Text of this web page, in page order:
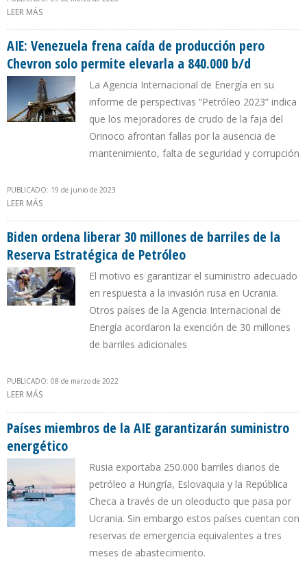
LEER MÁS
AIE: Venezuela frena caída de producción pero
Chevron solo permite elevarla a 840.000 b/d
La Agencia Internacional de Energía en su
informe de perspectivas “Petróleo 2023” indica
que los mejoradores de crudo de la faja del
Orinoco afrontan fallas por la ausencia de
mantenimiento, falta de seguridad y corrupción
PUBLICADO: 19 de junio de 2023
LEER MÁS
Biden ordena liberar 30 millones de barriles de la
Reserva Estratégica de Petróleo
El motivo es garantizar el suministro adecuado
en respuesta a la invasión rusa en Ucrania.
Otros países de la Agencia Internacional de
Energía acordaron la exención de 30 millones
de barriles adicionales
PUBLICADO: 08 de marzo de 2022
LEER MÁS
Países miembros de la AIE garantizarán suministro
energético
Rusia exportaba 250.000 barriles diarios de
petróleo a Hungría, Eslovaquia y la República
Checa a través de un oleoducto que pasa por
Ucrania. Sin embargo estos países cuentan con
reservas de emergencia equivalentes a tres
meses de abastecimiento.